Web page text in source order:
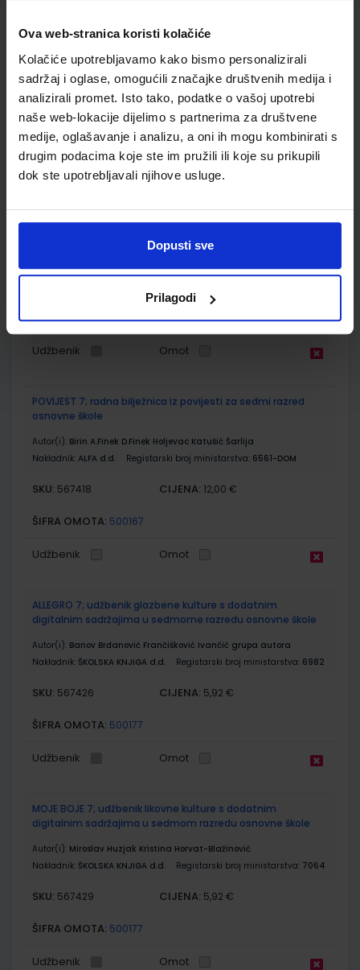
Ova web-stranica koristi kolačiće
Kolačiće upotrebljavamo kako bismo personalizirali
sadržaj i oglase, omogućili značajke društvenih medija i
analizirali promet. Isto tako, podatke o vašoj upotrebi
naše web-lokacije dijelimo s partnerima za društvene
medije, oglašavanje i analizu, a oni ih mogu kombinirati s
drugim podacima koje ste im pružili ili koje su prikupili
dok ste upotrebljavali njihove usluge.
Dopusti sve
Prilagodi
Autor(i):Kožul Krpes Samardžić Vukelić
SKU:569102 CIJENA:12,00 €
ŠIFRA OMOTA: 500167
Udžbenik Omot
škole
Registarski broj ministarstva:
ŠIFRA OMOTA:500179
Udžbenik Omot
POVIJEST 7; radna bilježnica iz povijesti za sedmi razred
osnovne škole
Autor(i): Birin A.Finek D.Finek Holjevac Katušić Šarlija
Nakladnik: ALFA d.d. Registarski broj ministarstva: 6561-DOM
SKU: 567418 CIJENA: 12,00 €
ŠIFRA OMOTA: 500167
Udžbenik Omot
ALLEGRO 7; udžbenik glazbene kulture s dodatnim
digitalnim sadržajima u sedmome razredu osnovne škole
Autor(i): Banov Brđanović Frančišković Ivančić grupa autora
Nakladnik: ŠKOLSKA KNJIGA d.d. Registarski broj ministarstva: 6982
SKU: 567426 CIJENA: 5,92 €
ŠIFRA OMOTA: 500177
Udžbenik Omot
MOJE BOJE 7; udžbenik likovne kulture s dodatnim
digitalnim sadržajima u sedmom razredu osnovne škole
Autor(i): Miroslav Huzjak Kristina Horvat-Blažinović
Nakladnik: ŠKOLSKA KNJIGA d.d. Registarski broj ministarstva: 7064
SKU: 567429 CIJENA: 5,92 €
ŠIFRA OMOTA: 500177
Udžbenik Omot